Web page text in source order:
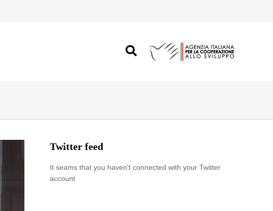
Twitter feed
It seams that you haven't connected with your Twitter
account